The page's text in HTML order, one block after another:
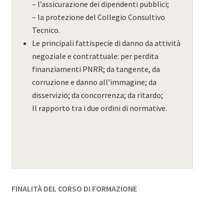
– l’assicurazione dei dipendenti pubblici;
– la protezione del Collegio Consultivo
Tecnico.
Le principali fattispecie di danno da attività
negoziale e contrattuale: per perdita
finanziamenti PNRR; da tangente, da
corruzione e danno all’immagine; da
disservizio; da concorrenza; da ritardo;
Il rapporto tra i due ordini di normative.
FINALITÀ DEL CORSO DI FORMAZIONE